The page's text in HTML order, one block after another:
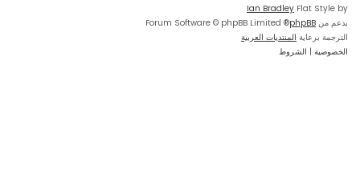
Flat Style by
Ian Bradley
بدعم من phpBB
® Forum Software © phpBB Limited
الترجمة برعاية المنتديات العربية
الخصوصية | الشروط